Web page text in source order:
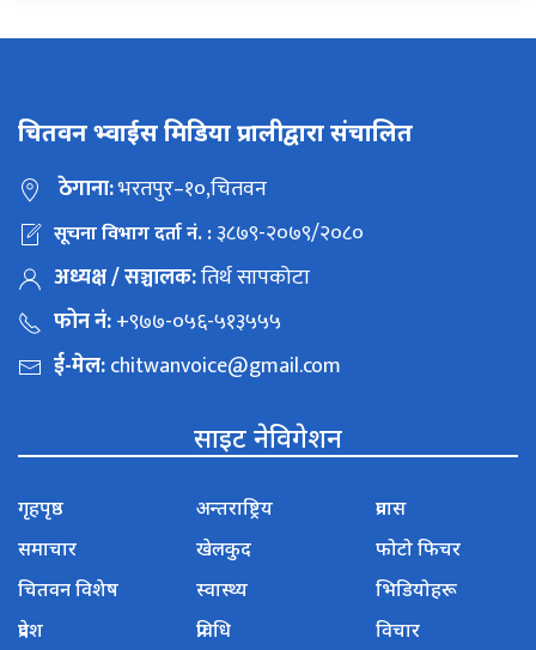
चितवन भ्वाईस मिडिया प्रालीद्वारा संचालित
ठेगाना:भरतपुर–१०,चितवन
सूचना विभाग दर्ता नं. :३८७९-२०७९/२०८०
अध्यक्ष / सञ्चालक:तिर्थ सापकोटा
फोन नं:+९७७-०५६-५१३५५५
ई-मेल:chitwanvoice@gmail.com
साइट नेविगेशन
गृहपृष्ठ
समाचार
चितवन विशेष
प्रदेश
अन्तराष्ट्रिय
खेलकुद
स्वास्थ्य
प्रविधि
प्रवास
फोटो फिचर
भिडियोहरू
विचार